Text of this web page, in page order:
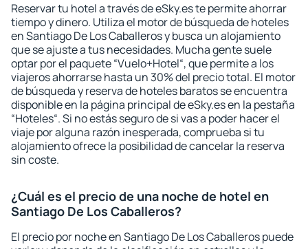
Reservar tu hotel a través de eSky.es te permite ahorrar
tiempo y dinero. Utiliza el motor de búsqueda de hoteles
en Santiago De Los Caballeros y busca un alojamiento
que se ajuste a tus necesidades. Mucha gente suele
optar por el paquete “Vuelo+Hotel“, que permite a los
viajeros ahorrarse hasta un 30% del precio total. El motor
de búsqueda y reserva de hoteles baratos se encuentra
disponible en la página principal de eSky.es en la pestaña
“Hoteles“. Si no estás seguro de si vas a poder hacer el
viaje por alguna razón inesperada, comprueba si tu
alojamiento ofrece la posibilidad de cancelar la reserva
sin coste.
¿Cuál es el precio de una noche de hotel en
Santiago De Los Caballeros?
El precio por noche en Santiago De Los Caballeros puede